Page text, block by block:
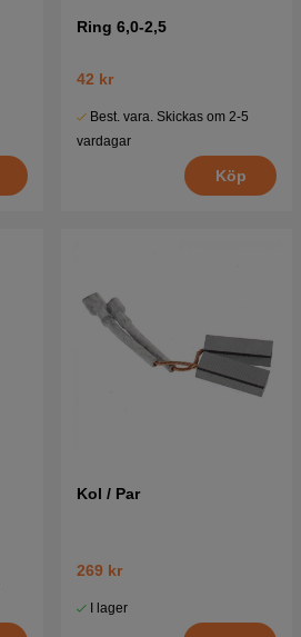
Ring 6,0-2,5
42 kr
Best. vara. Skickas om 2-5
vardagar
Köp
Kol / Par
269 kr
I lager